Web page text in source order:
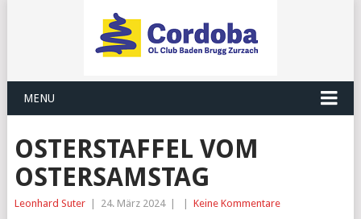
MENU
OSTERSTAFFEL VOM
OSTERSAMSTAG
Leonhard Suter 24. März 2024 Keine Kommentare